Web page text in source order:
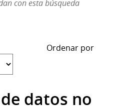
con esta búsqueda
Ordenar por
datos no